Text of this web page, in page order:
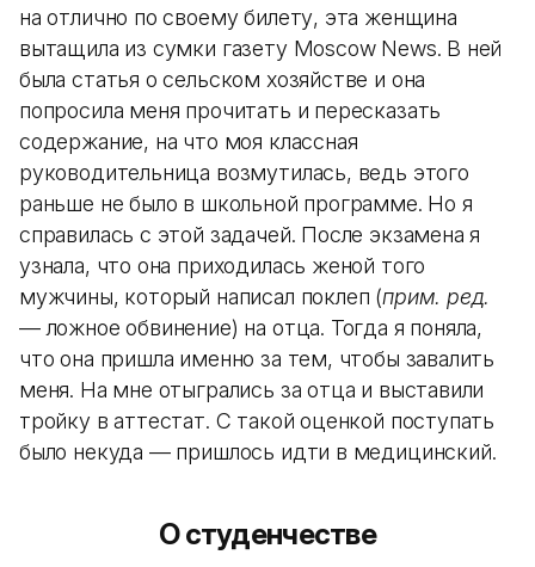
на отлично по своему билету, эта женщина
вытащила из сумки газету Moscow News. В ней
была статья о сельском хозяйстве и она
попросила меня прочитать и пересказать
содержание, на что моя классная
руководительница возмутилась, ведь этого
раньше не было в школьной программе. Но я
справилась с этой задачей. После экзамена я
узнала, что она приходилась женой того
мужчины, который написал поклеп (прим. ред.
— ложное обвинение) на отца. Тогда я поняла,
что она пришла именно за тем, чтобы завалить
меня. На мне отыгрались за отца и выставили
тройку в аттестат. С такой оценкой поступать
было некуда — пришлось идти в медицинский.
О студенчестве